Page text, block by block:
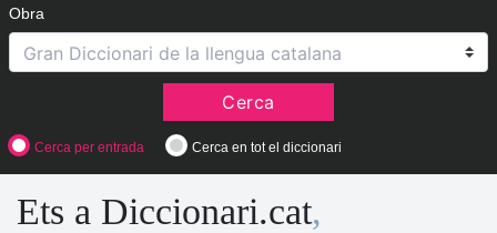
Obra
Cerca
Cerca per entrada Cerca en tot el diccionari
Ets a Diccionari.cat,